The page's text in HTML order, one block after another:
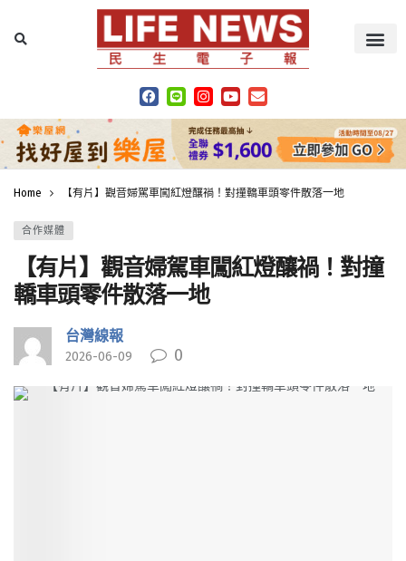
Home 【有片】觀音婦駕車闖紅燈釀禍！對撞轎車頭零件散落一地
合作媒體
【有片】觀音婦駕車闖紅燈釀禍！對撞
轎車頭零件散落一地
台灣線報
2026-06-09 0